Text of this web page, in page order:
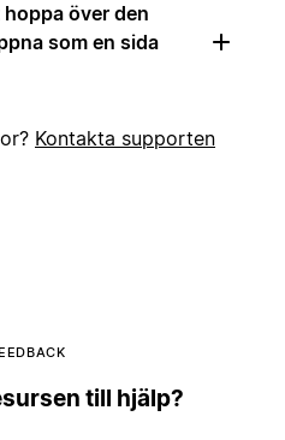
över den
som en sida
Kontakta supporten
till hjälp?